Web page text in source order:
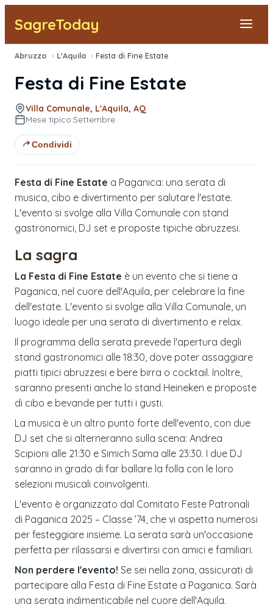
SagreToday
Segnala una sagra
Vicino a Me
Abruzzo › L'Aquila › Festa di Fine Estate
Festa di Fine Estate
Villa Comunale, L'Aquila, AQ
Mese tipico:Settembre
Condividi
Festa di Fine Estate a Paganica: una serata di
musica, cibo e divertimento per salutare l'estate.
L'evento si svolge alla Villa Comunale con stand
gastronomici, DJ set e proposte tipiche abruzzesi.
La sagra
La Festa di Fine Estate è un evento che si tiene a
Paganica, nel cuore dell'Aquila, per celebrare la fine
dell'estate. L'evento si svolge alla Villa Comunale, un
luogo ideale per una serata di divertimento e relax.
Il programma della serata prevede l'apertura degli
stand gastronomici alle 18:30, dove poter assaggiare
piatti tipici abruzzesi e bere birra o cocktail. Inoltre,
saranno presenti anche lo stand Heineken e proposte
di cibo e bevande per tutti i gusti.
La musica è un altro punto forte dell'evento, con due
DJ set che si alterneranno sulla scena: Andrea
Scipioni alle 21:30 e Simich Sama alle 23:30. I due DJ
saranno in grado di far ballare la folla con le loro
selezioni musicali coinvolgenti.
L'evento è organizzato dal Comitato Feste Patronali
di Paganica 2025 – Classe ’74, che vi aspetta numerosi
per festeggiare insieme. La serata sarà un'occasione
perfetta per rilassarsi e divertirsi con amici e familiari.
Non perdere l'evento! Se sei nella zona, assicurati di
partecipare alla Festa di Fine Estate a Paganica. Sarà
una serata indimenticabile nel cuore dell'Aquila.